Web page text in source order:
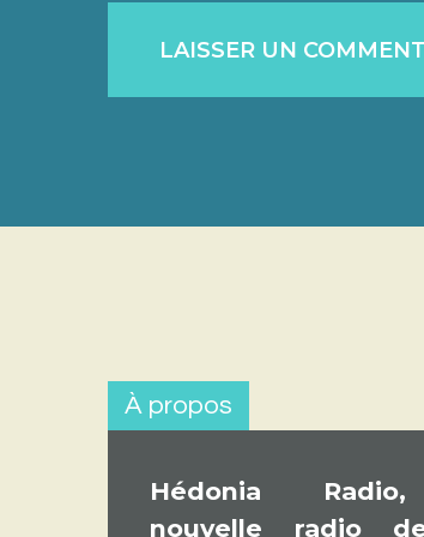
À propos
Hédonia
nouvelle radio